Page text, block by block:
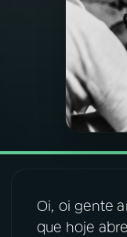
PODCASTS
07 ÚLTIMAS
Oi, oi gente
que hoje